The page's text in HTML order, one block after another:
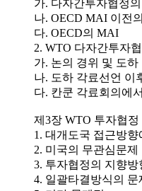
가. 다자간투자협정의
나. OECD MAI 이전
다. OECD의 MAI
2. WTO 다자간투자
가. 논의 경위 및 도
나. 도하 각료선언 이
다. 칸쿤 각료회의에
제3장 WTO 투자협
1. 대개도국 접근방향
2. 미국의 무관심문제
3. 투자협정의 지향방
4. 일괄타결방식의 문